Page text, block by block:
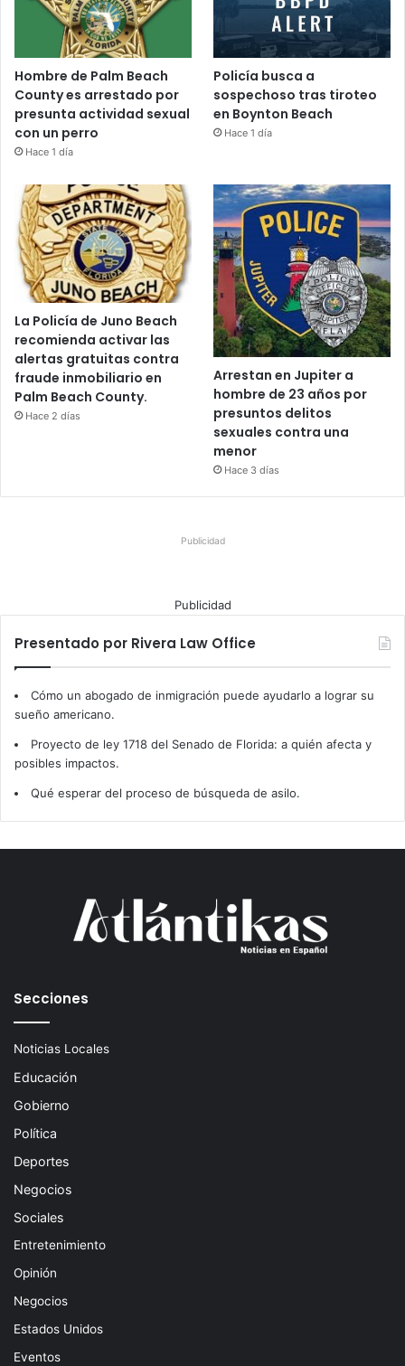
Hombre de Palm Beach
County es arrestado por
presunta actividad sexual
con un perro
Hace 1 día
Policía busca a
sospechoso tras tiroteo
en Boynton Beach
Hace 1 día
La Policía de Juno Beach
recomienda activar las
alertas gratuitas contra
fraude inmobiliario en
Palm Beach County.
Hace 2 días
Arrestan en Jupiter a
hombre de 23 años por
presuntos delitos
sexuales contra una
menor
Hace 3 días
Publicidad
Publicidad
Presentado por Rivera Law Office
Cómo un abogado de inmigración puede ayudarlo a lograr su
sueño americano.
Proyecto de ley 1718 del Senado de Florida: a quién afecta y
posibles impactos.
Qué esperar del proceso de búsqueda de asilo.
Secciones
Noticias Locales
Educación
Gobierno
Política
Deportes
Negocios
Sociales
Entretenimiento
Opinión
Negocios
Estados Unidos
Eventos